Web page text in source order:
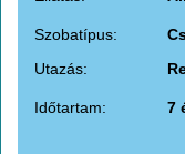
Szobatípus:
Utazás:
Időtartam: 7